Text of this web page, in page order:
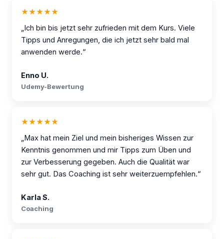
★★★★★
„Ich bin bis jetzt sehr zufrieden mit dem Kurs. Viele
Tipps und Anregungen, die ich jetzt sehr bald mal
anwenden werde.“
Enno U.
Udemy-Bewertung
★★★★★
„Max hat mein Ziel und mein bisheriges Wissen zur
Kenntnis genommen und mir Tipps zum Üben und
zur Verbesserung gegeben. Auch die Qualität war
sehr gut. Das Coaching ist sehr weiterzuempfehlen.“
Karla S.
Coaching